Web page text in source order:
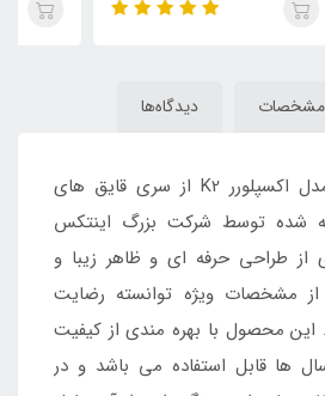
مشخصات دیدگاه‌ها
اینتکس مدل اکسپلورر K2 از سری قایق های
شده توسط شرکت بزرگ اینتکس
از طراحی حرفه ای و ظاهر زیبا و
مشخصات ویژه توانسته رضایت
این محصول با بهره مندی از کیفیت
ها قابل استفاده می باشد و در